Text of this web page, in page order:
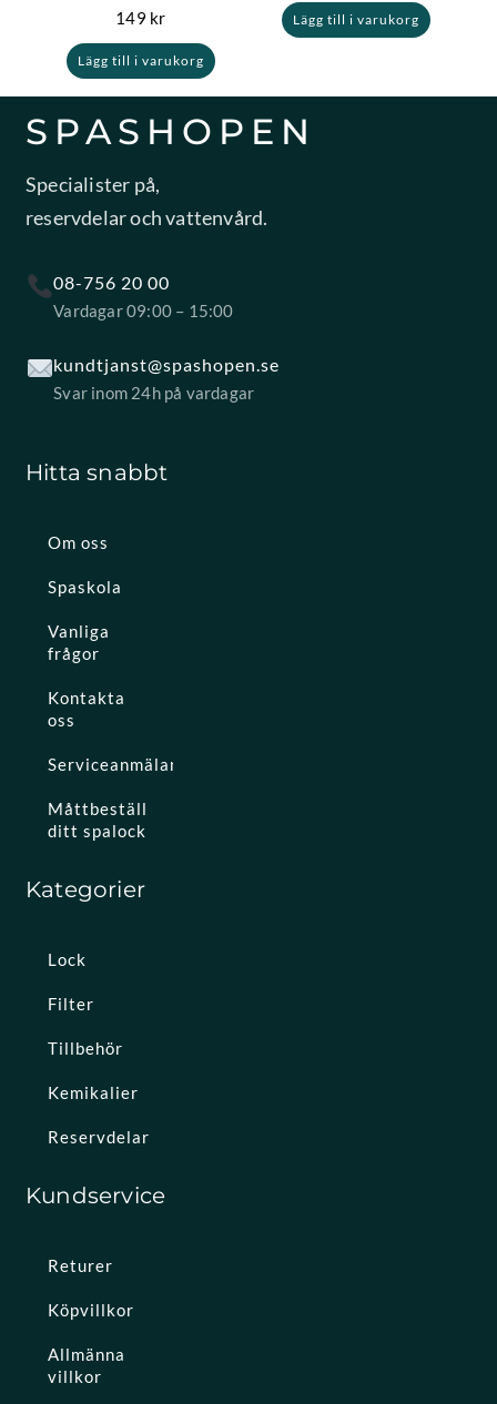
149 kr
Lägg till i varukorg
Lägg till i varukorg
SPASHOPEN
Specialister på,
reservdelar och vattenvård.
08-756 20 00
Vardagar 09:00 – 15:00
kundtjanst@spashopen.se
Svar inom 24h på vardagar
Hitta snabbt
Om oss
Spaskola
Vanliga
frågor
Kontakta
oss
Serviceanmälan
Måttbeställ
ditt spalock
Kategorier
Lock
Filter
Tillbehör
Kemikalier
Reservdelar
Kundservice
Returer
Köpvillkor
Allmänna
villkor